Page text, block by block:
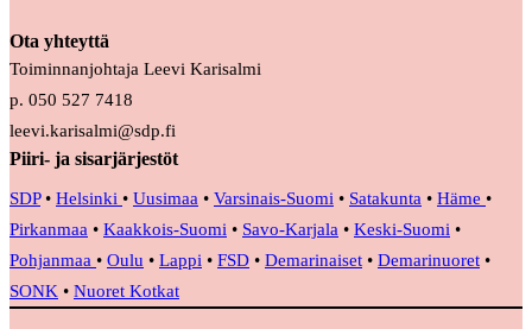
Ota yhteyttä
Toiminnanjohtaja Leevi Karisalmi
p. 050 527 7418
leevi.karisalmi@sdp.fi
Piiri- ja sisarjärjestöt
SDP• Helsinki • Uusimaa • Varsinais-Suomi • Satakunta • Häme •
Pirkanmaa • Kaakkois-Suomi • Savo-Karjala • Keski-Suomi •
Pohjanmaa • Oulu • Lappi • FSD • Demarinaiset • Demarinuoret •
SONK • Nuoret Kotkat